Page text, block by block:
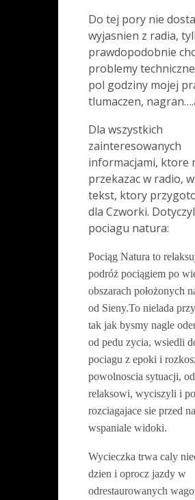
Do tej pory nie
wyjasnien z radia,
prawdopodobnie
problemy
pol godziny mojej
tlumaczen,
Dla wszystkich
zainteresowanych
informacjami, ktore
przekazac w radio,
tekst, ktory
dla Czworki.
pociagu natura:
Pociąg Natura to
podróż pociągiem po
obszarach położonych
od Sieny.To nielada
tak jak bysmy nagle
od pedu zycia, wsiedli
pociagu z epoki i
powolnoscia sytuacji,
relaksowi, wyciszyli i
rozciagajace sie przed
wspaniale widoki.
Wycieczka trwa caly
dzien i oprocz jazdy w
odrestaurowanych